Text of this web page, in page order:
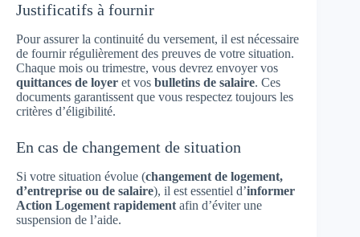
Justificatifs à fournir
Pour assurer la continuité du versement, il est nécessaire
de fournir régulièrement des preuves de votre situation.
Chaque mois ou trimestre, vous devrez envoyer vos
quittances de loyer et vos bulletins de salaire. Ces
documents garantissent que vous respectez toujours les
critères d’éligibilité.
En cas de changement de situation
Si votre situation évolue (changement de logement,
d’entreprise ou de salaire), il est essentiel d’informer
Action Logement rapidement afin d’éviter une
suspension de l’aide.